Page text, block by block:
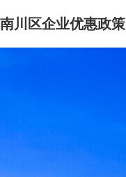
南川区企业优惠政策